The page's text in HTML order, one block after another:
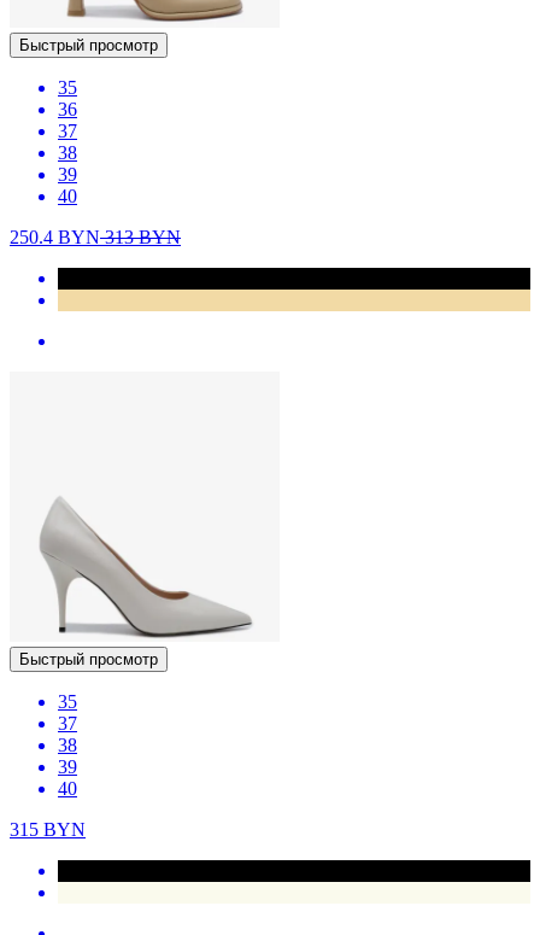
Быстрый просмотр
35
36
37
38
39
40
250.4 BYN313BYN
Быстрый просмотр
35
37
38
39
40
315 BYN